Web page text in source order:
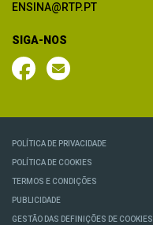
ENSINA@RTP.PT
SIGA-NOS
POLÍTICA DE PRIVACIDADE
POLÍTICA DE COOKIES
TERMOS E CONDIÇÕES
PUBLICIDADE
GESTÃO DAS DEFINIÇÕES DE COOKIES